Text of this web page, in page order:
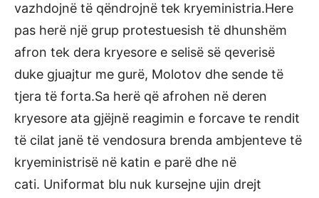
vazhdojnë të qëndrojnë tek kryeministria.Here
pas herë një grup protestuesish të dhunshëm
afron tek dera kryesore e selisë së qeverisë
duke gjuajtur me gurë, Molotov dhe sende të
tjera të forta.Sa herë që afrohen në deren
kryesore ata gjëjnë reagimin e forcave te rendit
të cilat janë të vendosura brenda ambjenteve të
kryeministrisë në katin e parë dhe në
cati. Uniformat blu nuk kursejne ujin drejt